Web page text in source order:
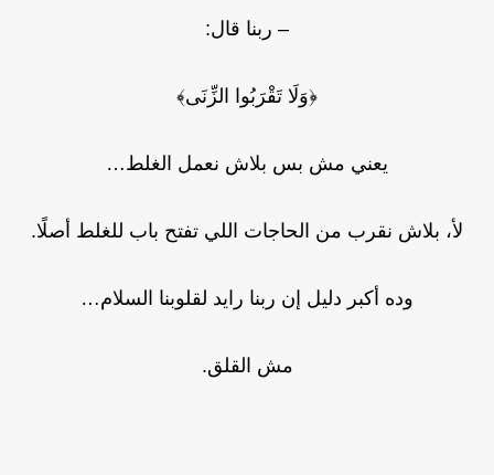
– ربنا قال:
﴿وَلَا تَقْرَبُوا الزِّنَى﴾
يعني مش بس بلاش نعمل الغلط…
لأ، بلاش نقرب من الحاجات اللي تفتح باب للغلط أصلًا.
وده أكبر دليل إن ربنا رايد لقلوبنا السلام…
مش القلق.